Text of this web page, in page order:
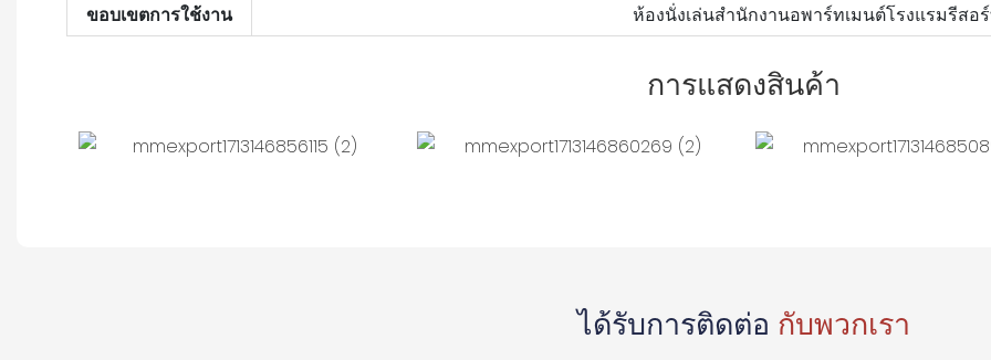
ขอบเขตการใช้งาน
ห้องนั่งเล่นสำนักงานอพาร์ทเมนต์โรงแรมรีสอ
การแสดงสินค้า
ได้รับการติดต่อ กับพวกเรา